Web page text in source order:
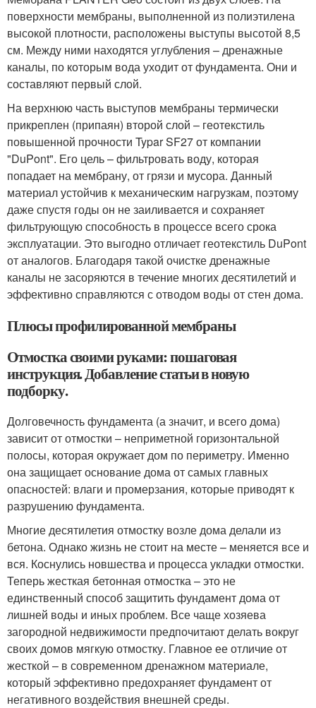
поверхности мембраны, выполненной из полиэтилена
высокой плотности, расположены выступы высотой 8,5
см. Между ними находятся углубления – дренажные
каналы, по которым вода уходит от фундамента. Они и
составляют первый слой.
На верхнюю часть выступов мембраны термически
прикреплен (припаян) второй слой – геотекстиль
повышенной прочности Typar SF27 от компании
"DuPont". Его цель – фильтровать воду, которая
попадает на мембрану, от грязи и мусора. Данный
материал устойчив к механическим нагрузкам, поэтому
даже спустя годы он не заиливается и сохраняет
фильтрующую способность в процессе всего срока
эксплуатации. Это выгодно отличает геотекстиль DuPont
от аналогов. Благодаря такой очистке дренажные
каналы не засоряются в течение многих десятилетий и
эффективно справляются с отводом воды от стен дома.
Плюсы профилированной мембраны
Отмостка своими руками: пошаговая
инструкция. Добавление статьи в новую
подборку.
Долговечность фундамента (а значит, и всего дома)
зависит от отмостки – неприметной горизонтальной
полосы, которая окружает дом по периметру. Именно
она защищает основание дома от самых главных
опасностей: влаги и промерзания, которые приводят к
разрушению фундамента.
Многие десятилетия отмостку возле дома делали из
бетона. Однако жизнь не стоит на месте – меняется все и
вся. Коснулись новшества и процесса укладки отмостки.
Теперь жесткая бетонная отмостка – это не
единственный способ защитить фундамент дома от
лишней воды и иных проблем. Все чаще хозяева
загородной недвижимости предпочитают делать вокруг
своих домов мягкую отмостку. Главное ее отличие от
жесткой – в современном дренажном материале,
который эффективно предохраняет фундамент от
негативного воздействия внешней среды.